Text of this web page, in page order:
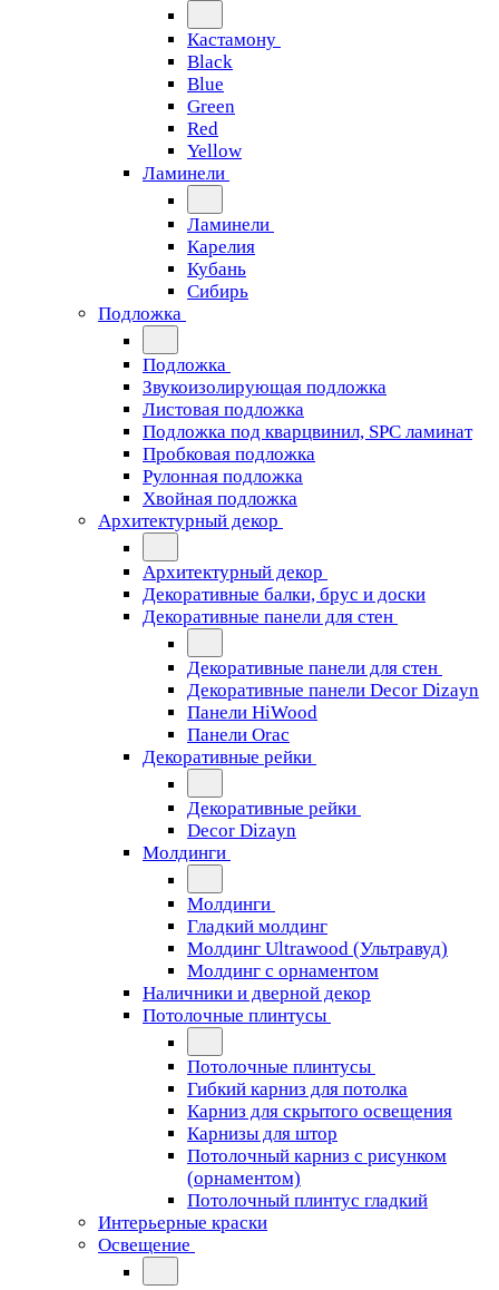
Кастамону
Black
Blue
Green
Red
Yellow
Ламинели
Ламинели
Карелия
Кубань
Сибирь
Подложка
Подложка
Звукоизолирующая подложка
Листовая подложка
Подложка под кварцвинил, SPC ламинат
Пробковая подложка
Рулонная подложка
Хвойная подложка
Архитектурный декор
Архитектурный декор
Декоративные балки, брус и доски
Декоративные панели для стен
Декоративные панели для стен
Декоративные панели Decor Dizayn
Панели HiWood
Панели Orac
Декоративные рейки
Декоративные рейки
Decor Dizayn
Молдинги
Молдинги
Гладкий молдинг
Молдинг Ultrawood (Ультравуд)
Молдинг с орнаментом
Наличники и дверной декор
Потолочные плинтусы
Потолочные плинтусы
Гибкий карниз для потолка
Карниз для скрытого освещения
Карнизы для штор
Потолочный карниз с рисунком
(орнаментом)
Потолочный плинтус гладкий
Интерьерные краски
Освещение